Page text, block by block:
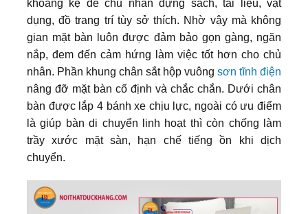
khoang kệ để chủ nhân đựng sách, tài liệu, vật
dụng, đồ trang trí tùy sở thích. Nhờ vậy mà không
gian mặt bàn luôn được đảm bảo gọn gàng, ngăn
nắp, đem đến cảm hứng làm việc tốt hơn cho chủ
nhân. Phần khung chân sắt hộp vuông sơn tĩnh điện
nâng đỡ mặt bàn cố định và chắc chắn. Dưới chân
bàn được lắp 4 bánh xe chịu lực, ngoài có ưu điểm
là giúp bàn di chuyển linh hoạt thì còn chống làm
trầy xước mặt sàn, hạn chế tiếng ồn khi dịch
chuyển.